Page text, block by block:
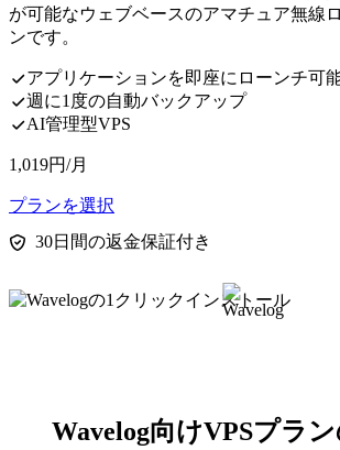
が可能なウェブベースのアマチュア無線
ンです。
アプリケーションを即座にローンチ可
週に1度の自動バックアップ
AI管理型VPS
1,019円/月
プランを選択
30日間の返金保証付き
Wavelog向けVPSプラ